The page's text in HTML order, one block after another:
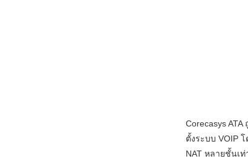
Corecasys
ตั้งระบบ VOIP
NAT หลายชั้นเ